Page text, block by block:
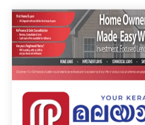
Skip
to
content